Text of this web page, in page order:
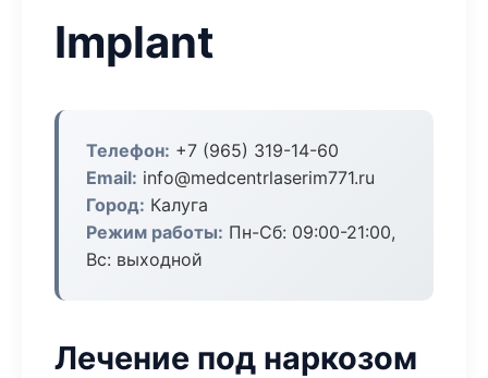
Implant
Телефон: +7 (965) 319-14-60
Email: info@medcentrlaserim771.ru
Город: Калуга
Режим работы: Пн-Сб: 09:00-21:00,
Вс: выходной
Лечение под наркозом